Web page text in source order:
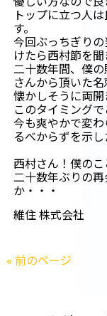
トップに立つ人
す。
今回ぶっちぎり
けたら西村節を聞
二十数年間、僕
さんから頂いた名
懐かしそうに両
このタイミング
今も爽やかで変
るべからずを示し
西村さん！僕のこ
二十数年ぶりの
か・・・
維住 株式会社
« 前のページ